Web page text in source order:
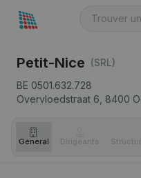
Petit-Nice (SRL)
BE 0501.632.728
Overvloedstraat 6, 8400
Général Dirigeants